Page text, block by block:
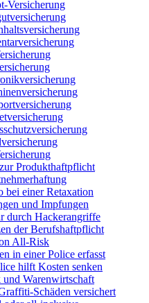
Versicherung
Produkthaftpflicht
bei einer Retaxation
und Impfungen
durch Hackerangriffe
der Berufshaftpflicht
All-Risk
in einer Police erfasst
hilft Kosten senken
Warenwirtschaft
Schäden versichert